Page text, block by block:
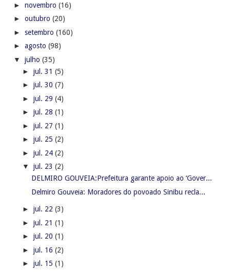
► novembro (16)
► outubro (20)
► setembro (160)
► agosto (98)
▼ julho (35)
► jul. 31 (5)
► jul. 30 (7)
► jul. 29 (4)
► jul. 28 (1)
► jul. 27 (1)
► jul. 25 (2)
► jul. 24 (2)
▼ jul. 23 (2)
DELMIRO GOUVEIA:Prefeitura garante apoio ao ‘Gover...
Delmiro Gouveia: Moradores do povoado Sinibu recla...
► jul. 22 (3)
► jul. 21 (1)
► jul. 20 (1)
► jul. 16 (2)
► jul. 15 (1)